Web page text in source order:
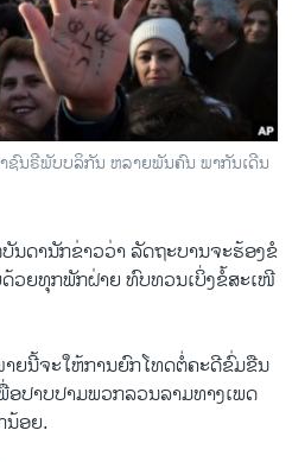
ຊົນຣີພັບບລິກັນ ຫລາຍພັນຄົນ ພາກັນເດີນ
ນດາ​ນັກ​ຂ່າວ​ວ່າ ລັດຖະບານ​ຈະຮ້ອງຂໍ​
ວຍ​ທຸກ​ພັກ​ຝ່າຍ ​ທົບ​ທວນ​ເບິ່ງ​ຂໍ້​ສະ​ເໜີ​
ຍນີ້​ຈະ​ໃຫ້ການ​ຍົກ​ໂທດ​ຕໍ່​ຄະດີ​ຂົ່ມຂືນ
ປາບ​ປາມ​ພວກ​ລວນ​ລາມ​ທາງ​ເພດ
ນ້ອຍ.